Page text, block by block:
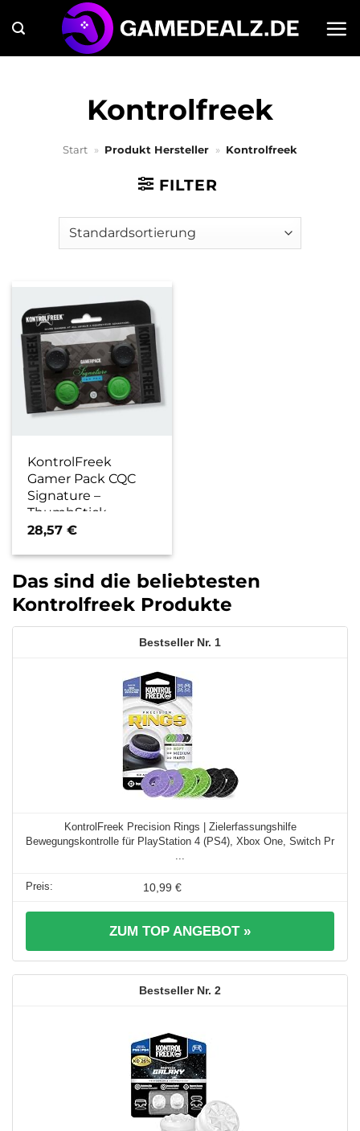
Inhalt
springen
Kontrolfreek
Start » Produkt Hersteller » Kontrolfreek
FILTER
KontrolFreek
Gamer Pack CQC
Signature –
ThumbStick
Erweiterungen
28,57€
Das sind die beliebtesten
Kontrolfreek Produkte
1
KontrolFreek Precision Rings | Zielerfassungshilfe
Bewegungskontrolle für PlayStation 4 (PS4), Xbox One, Switch Pr
10,99 €
ZUM TOP ANGEBOT »
2